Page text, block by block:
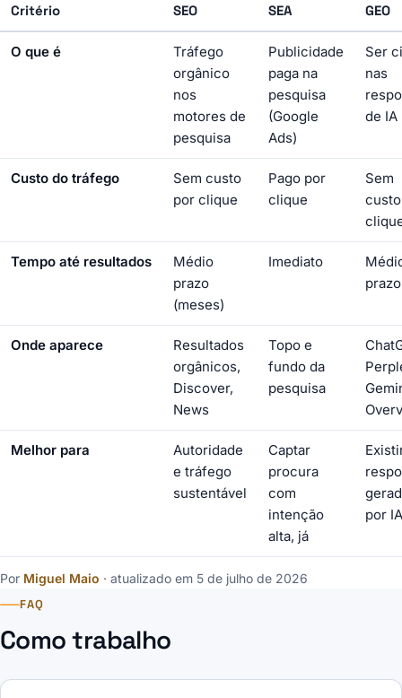
Critério SEO SEA GEO
O que é
Tráfego
orgânico
nos
motores de
pesquisa
Publicidade
paga na
pesquisa
(Google
Ads)
Ser
nas
de IA
Custo do tráfego
Sem custo
por clique
Pago por
clique
Sem
Tempo até resultados
Médio
prazo
(meses)
Imediato
prazo
Onde aparece
Resultados
orgânicos,
Discover,
News
Topo e
fundo da
pesquisa
Melhor para
Autoridade
e tráfego
sustentável
Captar
procura
com
intenção
alta, já
por IA
Por Miguel Maio · atualizado em 5 de julho de 2026
FAQ
Como trabalho